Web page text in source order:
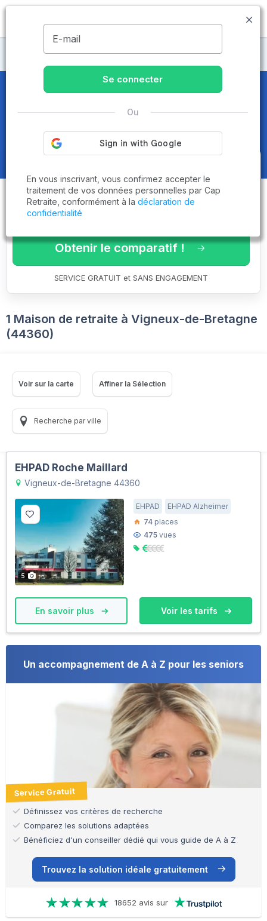
MENU
Maisons de retraite Loire-Atlantique
Maisons de retraite et EHPAD
Vigneux-de-Bretagne (44360)
Obtenez le
comparatif des
établissementsadaptés à vos
critères en 3 minutes !
Obtenir le comparatif !
SERVICE GRATUIT et SANS ENGAGEMENT
1 Maison de retraite à Vigneux-de-Bretagne
(44360)
Voir sur la carte Affiner la Sélection
Recherche par ville
EHPAD Roche Maillard
Vigneux-de-Bretagne 44360
5
EHPAD
EHPAD Alzheimer
74 places
475 vues
En savoir plus Voir les tarifs
Un accompagnement de A à Z pour les seniors
Service Gratuit
Définissez vos critères de recherche
Comparez les solutions adaptées
Bénéficiez d'un conseiller dédié qui vous guide de A à Z
Trouvez la solution idéale gratuitement
18652 avis sur
E-mail
Se connecter
Ou
En vous inscrivant, vous confirmez accepter le
traitement de vos données personnelles par Cap
Retraite, conformément à la déclaration de
confidentialité